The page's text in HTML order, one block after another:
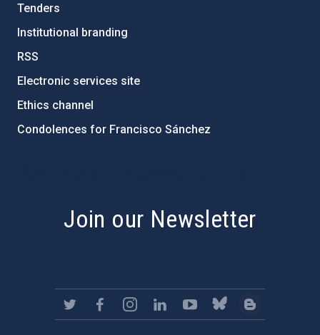
Tenders
Institutional branding
RSS
Electronic services site
Ethics channel
Condolences for Francisco Sánchez
Join our Newsletter